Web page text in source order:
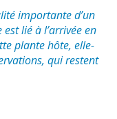
importante d’un
lié à l’arrivée en
plante hôte, elle-
qui restent